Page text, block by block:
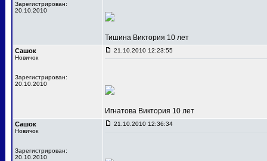
Зарегистрирован:
20.10.2010
Тишина Виктория 10 лет
Сашок
Новичок
Зарегистрирован:
20.10.2010
21.10.2010 12:23:55
Игнатова Виктория 10 лет
Сашок
Новичок
Зарегистрирован:
20.10.2010
21.10.2010 12:36:34